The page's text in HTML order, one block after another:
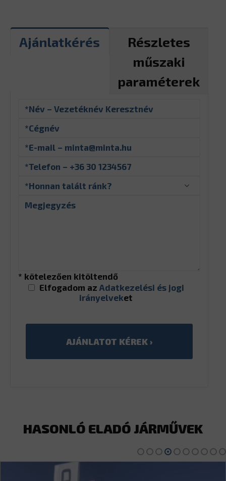
Ajánlatkérés
Részletes
műszaki
paraméterek
* kötelezően kitöltendő
Elfogadom az Adatkezelési és jogi
irányelveket
HASONLÓ ELADÓ JÁRMŰVEK